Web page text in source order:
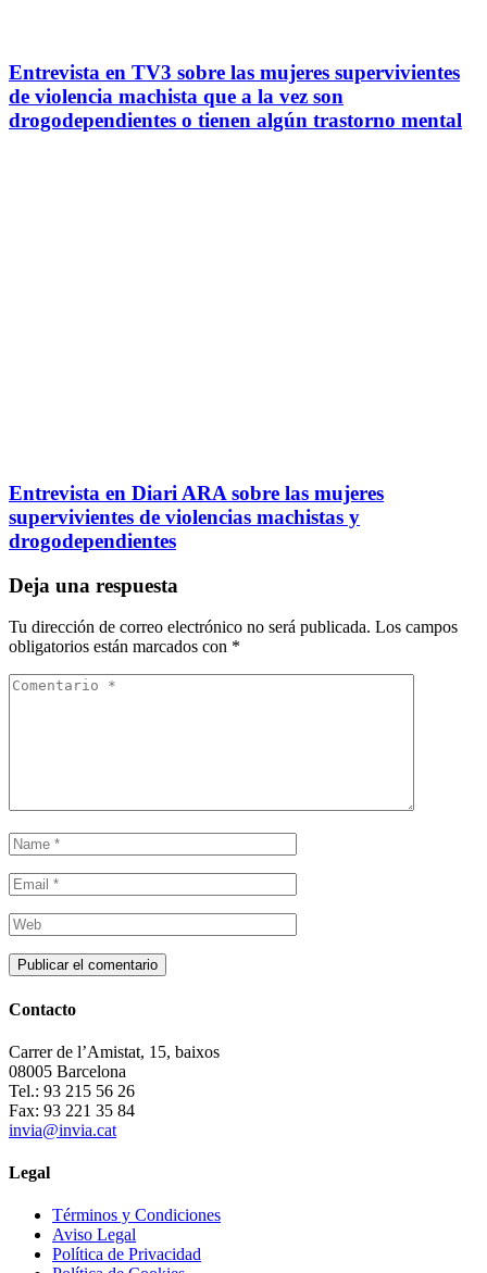
Entrevista en TV3 sobre las mujeres supervivientes
de violencia machista que a la vez son
drogodependientes o tienen algún trastorno mental
Entrevista en Diari ARA sobre las mujeres
supervivientes de violencias machistas y
drogodependientes
Deja una respuesta
Tu dirección de correo electrónico no será publicada. Los campos
obligatorios están marcados con *
Contacto
Carrer de l’Amistat, 15, baixos
08005 Barcelona
Tel.: 93 215 56 26
Fax: 93 221 35 84
invia@invia.cat
Legal
Términos y Condiciones
Aviso Legal
Política de Privacidad